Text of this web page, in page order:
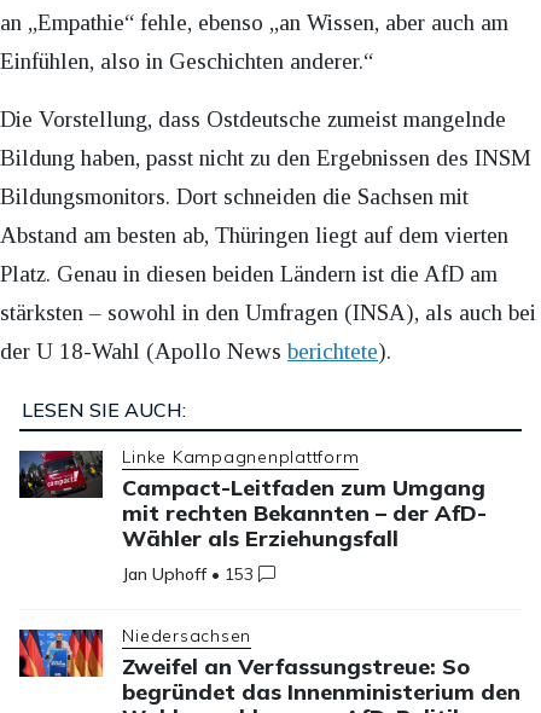
an „Empathie“ fehle, ebenso „an Wissen, aber auch am
Einfühlen, also in Geschichten anderer.“
Die Vorstellung, dass Ostdeutsche zumeist mangelnde
Bildung haben, passt nicht zu den Ergebnissen des INSM
Bildungsmonitors. Dort schneiden die Sachsen mit
Abstand am besten ab, Thüringen liegt auf dem vierten
Platz. Genau in diesen beiden Ländern ist die AfD am
stärksten – sowohl in den Umfragen (INSA), als auch bei
der U 18-Wahl (Apollo Newsberichtete).
LESEN SIE AUCH:
Linke Kampagnenplattform
Campact-Leitfaden zum Umgang
mit rechten Bekannten – der AfD-
Wähler als Erziehungsfall
Jan Uphoff • 153
Niedersachsen
Zweifel an Verfassungstreue: So
begründet das Innenministerium den